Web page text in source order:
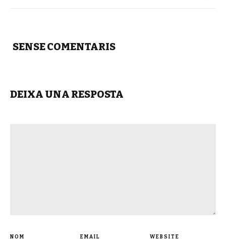
SENSE COMENTARIS
DEIXA UNA RESPOSTA
NOM EMAIL WEBSITE